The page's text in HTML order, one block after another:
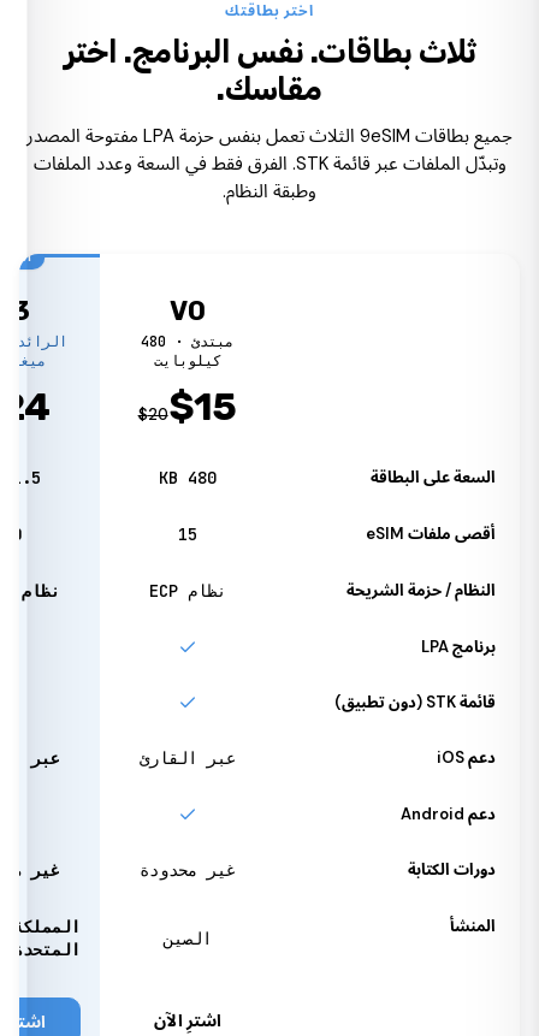
اختر بطاقتك
ثلاث بطاقات. نفس البرنامج. اختر
مقاسك.
جميع بطاقات 9eSIM الثلاث تعمل بنفس حزمة LPA مفتوحة المصدر
وتبدّل الملفات عبر قائمة STK. الفرق فقط في السعة وعدد الملفات
وطبقة النظام.
V0
مبتدئ · 480
كيلوبايت
$15
$20
24
السعة على البطاقة 480 KB
1.5 MB
أقصى ملفات eSIM 15
50
النظام / حزمة الشريحة نظام ECP نظام Kigen
برنامج LPA
قائمة STK (دون تطبيق)
دعم iOS عبر القارئ عبر
دعم Android
دورات الكتابة غير محدودة غير
المنشأ
الصين
المملكة
المتحدة
اشترِ الآن اشترِ